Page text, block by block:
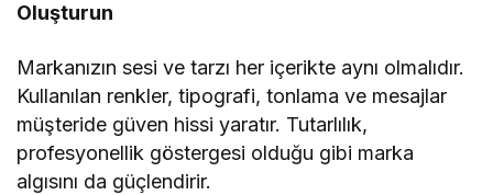
Oluşturun
Markanızın sesi ve tarzı her içerikte aynı olmalıdır.
Kullanılan renkler, tipografi, tonlama ve mesajlar
müşteride güven hissi yaratır. Tutarlılık,
profesyonellik göstergesi olduğu gibi marka
algısını da güçlendirir.